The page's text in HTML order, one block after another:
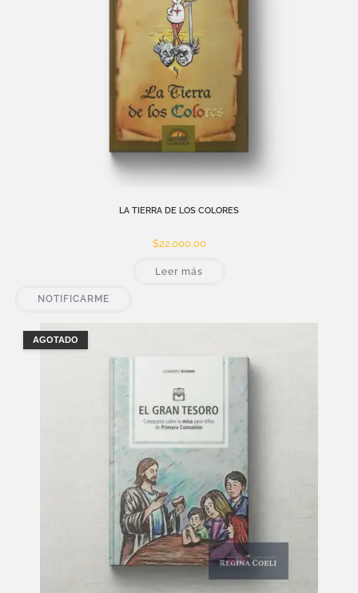
LA TIERRA DE LOS COLORES
$22.000,00
Leer más
NOTIFICARME
AGOTADO